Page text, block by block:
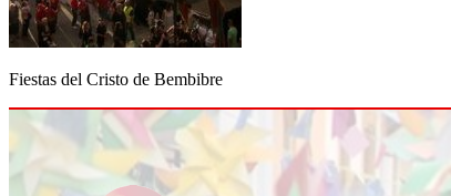
Fiestas del Cristo de Bembibre